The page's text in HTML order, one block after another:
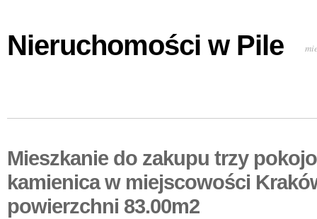
Nieruchomości w Pile
Mieszkanie do zakupu trzy
kamienica w miejscowości
powierzchni 83.00m2